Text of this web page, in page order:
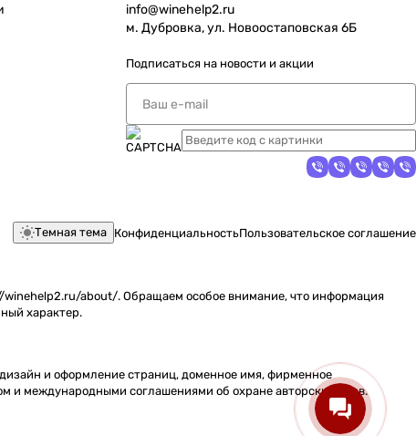
info@winehelp2.ru
м. Дубровка, ул. Новоостаповская 6Б
Подписаться на новости и акции
Темная тема КонфиденциальностьПользовательское соглашение
about/. Обращаем особое внимание, что информация
характер.
и оформление страниц, доменное имя, фирменное
и международными соглашениями об охране авторских прав.